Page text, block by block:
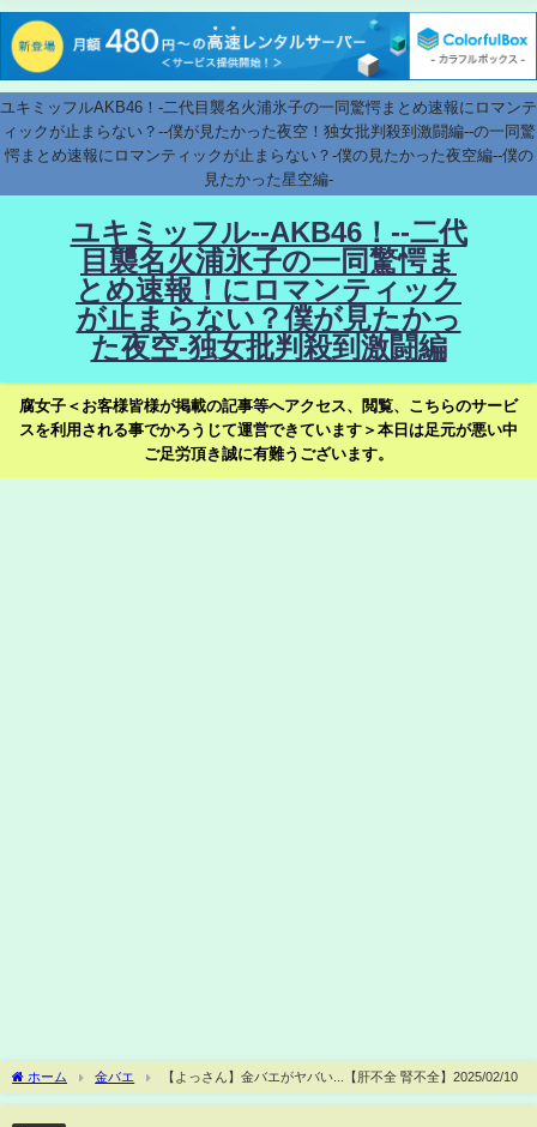
ユキミッフルAKB46！-二代目襲名火浦氷子の一同驚愕まとめ速報にロマンテ
ィックが止まらない？--僕が見たかった夜空！独女批判殺到激闘編--の一同驚
愕まとめ速報にロマンティックが止まらない？-僕の見たかった夜空編--僕の
見たかった星空編-
ユキミッフル--AKB46！--二代
目襲名火浦氷子の一同驚愕ま
とめ速報！にロマンティック
が止まらない？僕が見たかっ
た夜空-独女批判殺到激闘編
腐女子＜お客様皆様が掲載の記事等へアクセス、閲覧、こちらのサービ
スを利用される事でかろうじて運営できています＞本日は足元が悪い中
ご足労頂き誠に有難うございます。
ホーム 金バエ 【よっさん】金バエがヤバい...【肝不全 腎不全】2025/02/10